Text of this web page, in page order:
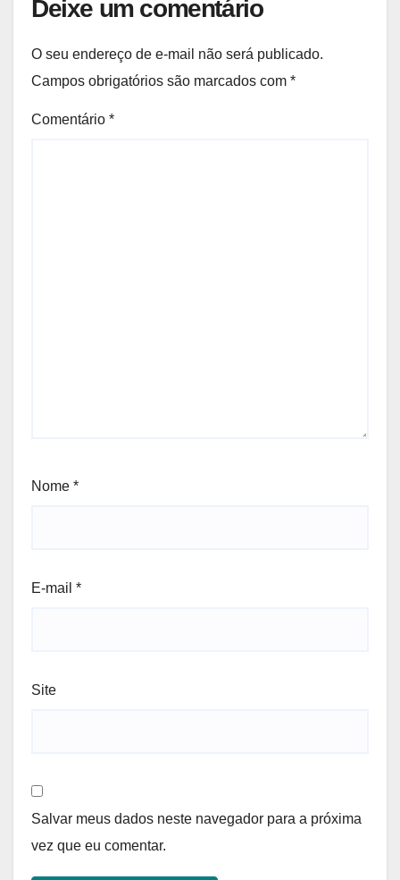
Deixe um comentário
O seu endereço de e-mail não será publicado.
Campos obrigatórios são marcados com *
Comentário *
Nome *
E-mail *
Site
Salvar meus dados neste navegador para a próxima
vez que eu comentar.